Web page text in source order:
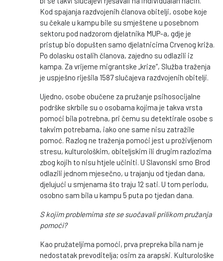
Kod spajanja razdvojenih članova obitelji, osobe koje
su čekale u kampu bile su smještene u posebnom
sektoru pod nadzorom djelatnika MUP-a, gdje je
pristup bio dopušten samo djelatnicima Crvenog križa.
Po dolasku ostalih članova, zajedno su odlazili iz
kampa. Za vrijeme migrantske „krize“, Služba traženja
je uspješno riješila 1587 slučajeva razdvojenih obitelji.
Ujedno, osobe obučene za pružanje psihosocijalne
podrške skrbile su o osobama kojima je takva vrsta
pomoći bila potrebna, pri čemu su detektirale osobe s
takvim potrebama, iako one same nisu zatražile
pomoć. Razlog ne traženja pomoći jest u proživljenom
stresu, kulturološkim, obiteljskim ili drugim razlozima
zbog kojih to nisu htjele učiniti. U Slavonski smo Brod
odlazili jednom mjesečno, u trajanju od tjedan dana,
djelujući u smjenama što traju 12 sati. U tom periodu,
osobno sam bila u kampu 5 puta po tjedan dana.
S kojim problemima ste se suočavali prilikom pružanja
pomoći?
Kao pružateljima pomoći, prva prepreka bila nam je
nedostatak prevoditelja; osim za arapski. Kulturološke